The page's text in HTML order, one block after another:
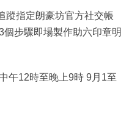
蹤指定朗豪坊官方社交帳
步驟即場製作助六印章明
午12時至晚上9時 9月1至